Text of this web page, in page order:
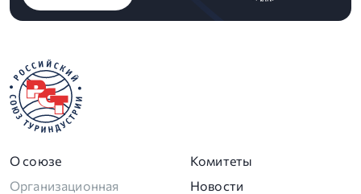
О союзе
Организационная
Комитеты
Новости